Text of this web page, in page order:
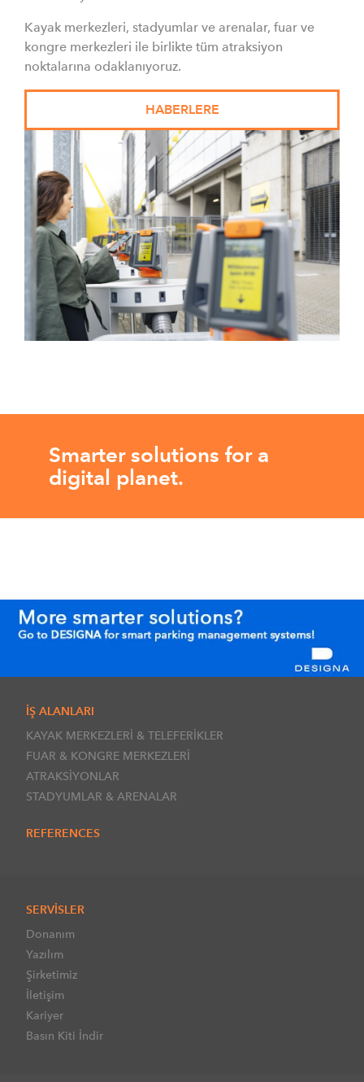
Kayak merkezleri, stadyumlar ve arenalar, fuar ve
kongre merkezleri ile birlikte tüm atraksiyon
noktalarına odaklanıyoruz.
HABERLERE
Smarter solutions for a
digital planet.
İŞ ALANLARI
KAYAK MERKEZLERİ & TELEFERİKLER
FUAR & KONGRE MERKEZLERİ
ATRAKSİYONLAR
STADYUMLAR & ARENALAR
REFERENCES
SERVİSLER
Donanım
Yazılım
Şirketimiz
İletişim
Kariyer
Basın Kiti İndir